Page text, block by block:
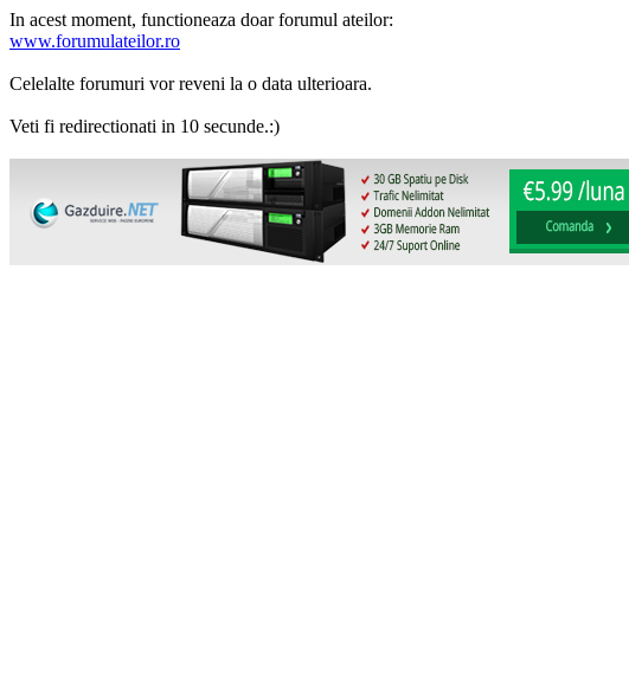
In acest moment, functioneaza doar forumul ateilor:
www.forumulateilor.ro
Celelalte forumuri vor reveni la o data ulterioara.
Veti fi redirectionati in 10 secunde.:)